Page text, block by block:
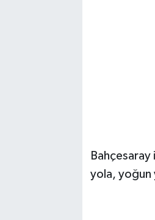
Bahçesaray
yola, yoğun